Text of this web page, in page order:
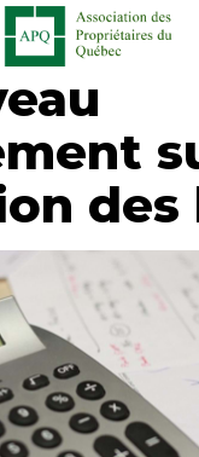
Aller au contenu
des